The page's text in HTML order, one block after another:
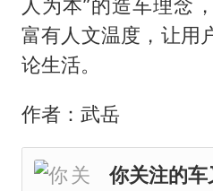
富有人文温度，让用
论生活。
作者：武岳
你关注的车